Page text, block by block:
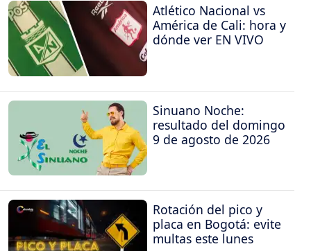
Atlético Nacional vs
América de Cali: hora y
dónde ver EN VIVO
Sinuano Noche:
resultado del domingo
9 de agosto de 2026
Rotación del pico y
placa en Bogotá: evite
multas este lunes